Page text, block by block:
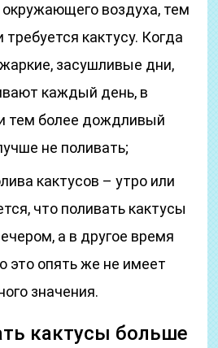
воздуха, тем
кактусу. Когда
засушливые дни,
каждый день, в
тем более дождливый
не поливать;
кактусов – утро или
что поливать кактусы
а в другое время
это опять же не имеет
значения.
кактусы больше